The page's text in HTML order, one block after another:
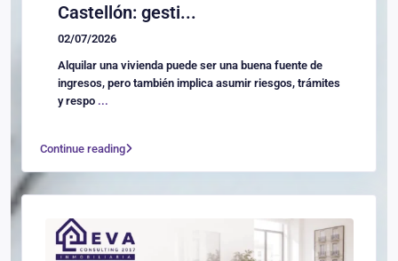
Castellón: gesti...
02/07/2026
Alquilar una vivienda puede ser una buena fuente de
ingresos, pero también implica asumir riesgos, trámites
y respo ...
Continue reading